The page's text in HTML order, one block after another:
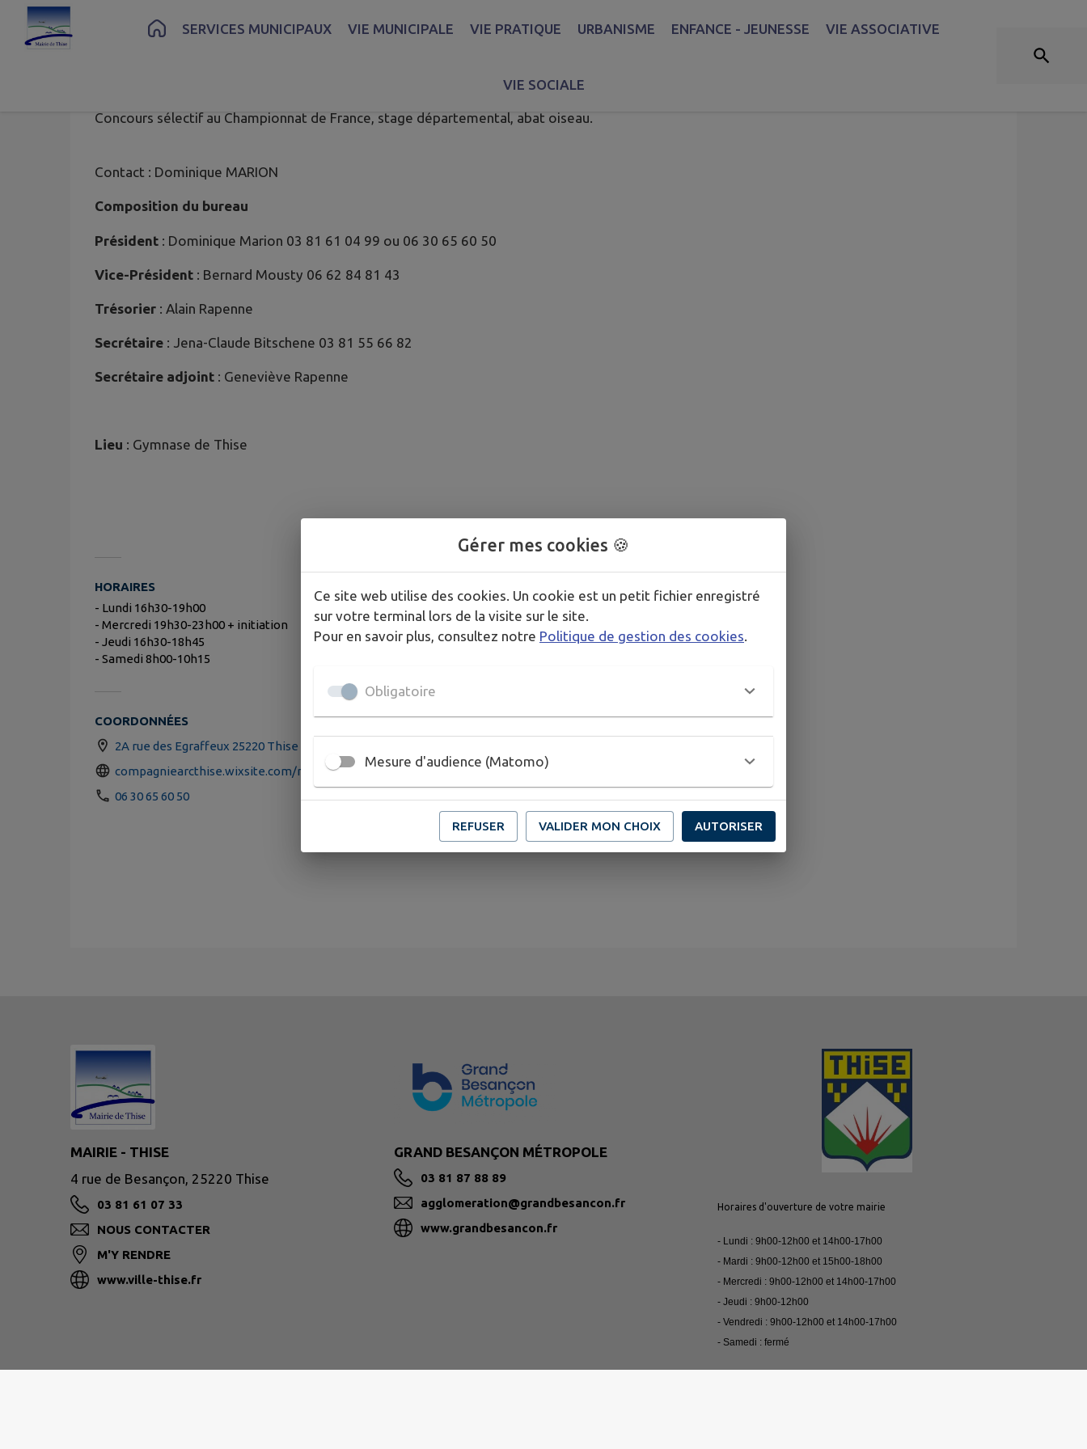
Contenu Recherche Pied de page
SERVICES MUNICIPAUX VIE MUNICIPALE VIE PRATIQUE URBANISME ENFANCE - JEUNESSE VIE ASSOCIATIVE
VIE SOCIALE
Compagnie d'Arc de Thise
Concours sélectif au Championnat de France, stage départemental, abat oiseau.
Contact : Dominique MARION
Composition du bureau
Président : Dominique Marion 03 81 61 04 99 ou 06 30 65 60 50
Vice-Président : Bernard Mousty 06 62 84 81 43
Trésorier : Alain Rapenne
Secrétaire : Jena-Claude Bitschene 03 81 55 66 82
Secrétaire adjoint : Geneviève Rapenne
Lieu : Gymnase de Thise
HORAIRES
- Lundi 16h30-19h00
- Mercredi 19h30-23h00 + initiation
- Jeudi 16h30-18h45
- Samedi 8h00-10h15
COORDONNÉES
2A rue des Egraffeux 25220 Thise
compagniearcthise.wixsite.com/monsite
06 30 65 60 50
MAIRIE - THISE
4 rue de Besançon, 25220 Thise
03 81 61 07 33
NOUS CONTACTER
M'Y RENDRE
www.ville-thise.fr
GRAND BESANÇON MÉTROPOLE
03 81 87 88 89
agglomeration@grandbesancon.fr
www.grandbesancon.fr
Horaires d'ouverture de votre mairie
- Lundi : 9h00-12h00 et 14h00-17h00
- Mardi : 9h00-12h00 et 15h00-18h00
- Mercredi : 9h00-12h00 et 14h00-17h00
- Jeudi : 9h00-12h00
- Vendredi : 9h00-12h00 et 14h00-17h00
- Samedi : fermé
Gérer mes cookies 🍪
Ce site web utilise des cookies. Un cookie est un petit fichier enregistré
sur votre terminal lors de la visite sur le site.
Pour en savoir plus, consultez notre Politique de gestion des cookies
Obligatoire
Mesure d'audience (Matomo)
REFUSER VALIDER MON CHOIX AUTORISER